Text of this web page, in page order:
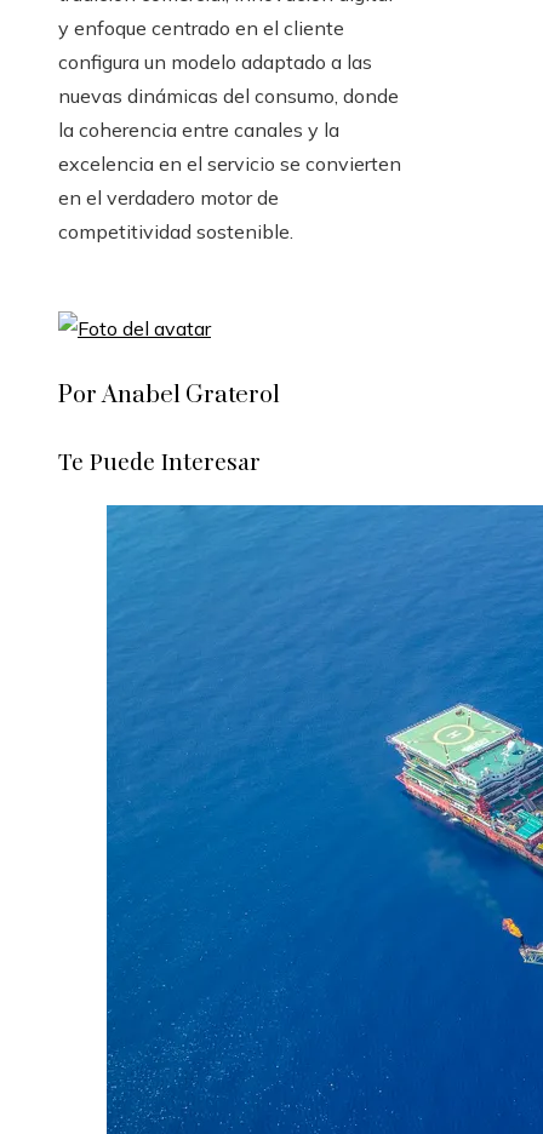
y enfoque centrado en el cliente
configura un modelo adaptado a las
nuevas dinámicas del consumo, donde
la coherencia entre canales y la
excelencia en el servicio se convierten
en el verdadero motor de
competitividad sostenible.
Por Anabel Graterol
Te Puede Interesar